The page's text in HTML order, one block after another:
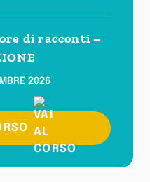
di racconti –
2026